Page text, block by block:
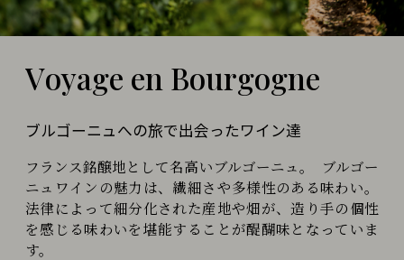
Voyage en Bourgogne
ブルゴーニュへの旅で出会ったワイン達
フランス銘醸地として名高いブルゴーニュ。 ブルゴー
ニュワインの魅力は、繊細さや多様性のある味わい。
法律によって細分化された産地や畑が、造り手の個性
を感じる味わいを堪能することが醍醐味となっていま
す。